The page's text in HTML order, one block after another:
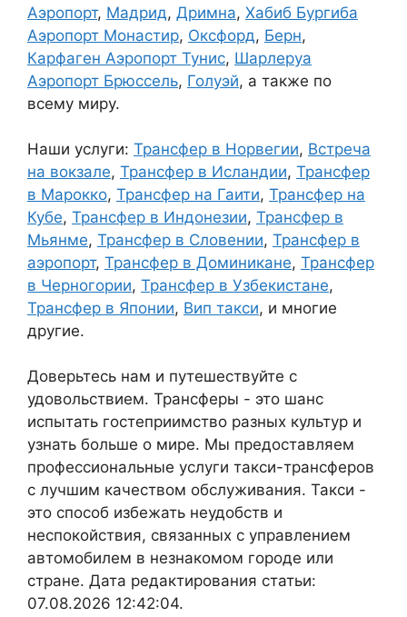
Аэропорт, Мадрид, Дримна, Хабиб Бургиба
Аэропорт Монастир, Оксфорд, Берн,
Карфаген Аэропорт Тунис, Шарлеруа
Аэропорт Брюссель, Голуэй, а также по
всему миру.
Наши услуги: Трансфер в Норвегии, Встреча
на вокзале, Трансфер в Исландии, Трансфер
в Марокко, Трансфер на Гаити, Трансфер на
Кубе, Трансфер в Индонезии, Трансфер в
Мьянме, Трансфер в Словении, Трансфер в
аэропорт, Трансфер в Доминикане, Трансфер
в Черногории, Трансфер в Узбекистане,
Трансфер в Японии, Вип такси, и многие
другие.
Доверьтесь нам и путешествуйте с
удовольствием. Трансферы - это шанс
испытать гостеприимство разных культур и
узнать больше о мире. Мы предоставляем
профессиональные услуги такси-трансферов
с лучшим качеством обслуживания. Такси -
это способ избежать неудобств и
неспокойствия, связанных с управлением
автомобилем в незнакомом городе или
стране. Дата редактирования статьи:
07.08.2026 12:42:04.